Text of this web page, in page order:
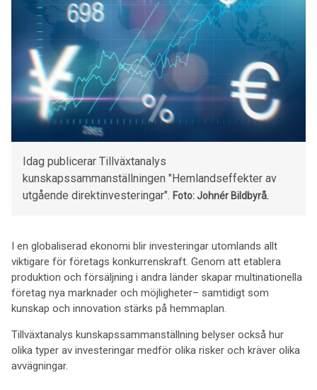
Idag publicerar Tillväxtanalys
kunskapssammanställningen "Hemlandseffekter av
utgående direktinvesteringar". Foto: Johnér Bildbyrå.
I en globaliserad ekonomi blir investeringar utomlands allt
viktigare för företags konkurrenskraft. Genom att etablera
produktion och försäljning i andra länder skapar multinationella
företag nya marknader och möjligheter– samtidigt som
kunskap och innovation stärks på hemmaplan.
Tillväxtanalys kunskapssammanställning belyser också hur
olika typer av investeringar medför olika risker och kräver olika
avvägningar.